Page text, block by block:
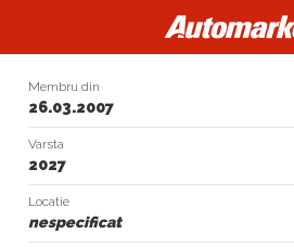
Membru din
26.03.2007
Varsta
2027
Locatie
nespecificat